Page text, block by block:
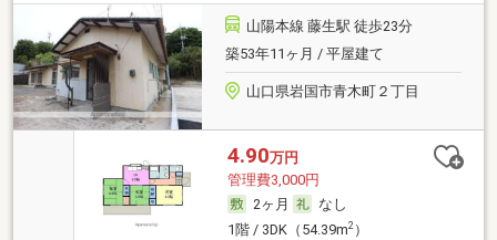
山陽本線 藤生駅 徒歩23分
築53年11ヶ月 / 平屋建て
山口県岩国市青木町２丁目
4.90万円
管理費3,000円
2ヶ月
なし
1階 / 3DK（54.39m2）